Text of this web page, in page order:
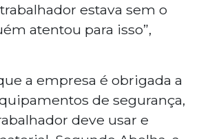
estava sem o
atentou para isso”,
a empresa é obrigada a
de segurança,
deve usar e